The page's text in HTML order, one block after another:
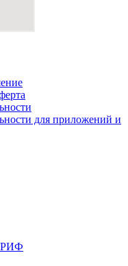
для приложений и